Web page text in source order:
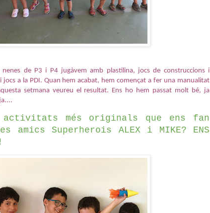
de P3 i P4 jugàvem amb plastilina, jocs de construccions i
jocs a la PDI. Quan hem acabat, hem començat a fer una manualitat
setmana veureu el resultat. Ens ho hem passat molt bé, ja
més originals que ens fan
amics Superherois ALEX i MIKE? ENS